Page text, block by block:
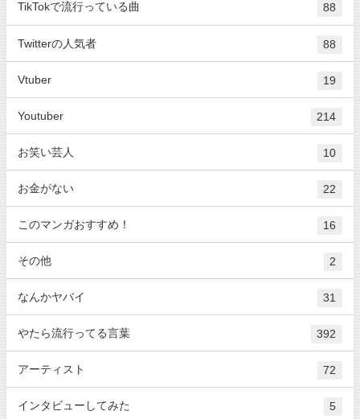
TikTokで流行っている曲 88
Twitterの人気者 88
Vtuber 19
Youtuber 214
お笑い芸人 10
お金がない 22
このマンガおすすめ！ 16
その他 2
なんかヤバイ 31
やたら流行ってる言葉 392
アーティスト 72
インタビューしてみた 5